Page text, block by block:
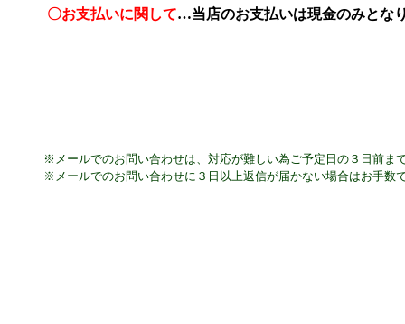
〇お支払いに関して…当店のお支払いは現金のみとな
※メールでのお問い合わせは、対応が難しい為ご予定日の３日前ま
※メールでのお問い合わせに３日以上返信が届かない場合はお手数